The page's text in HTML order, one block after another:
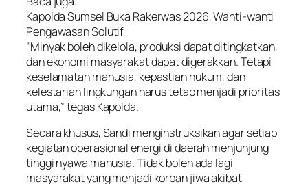
Kapolda Sumsel Buka Rakerwas 2026, Wanti-wanti
Pengawasan Solutif
“Minyak boleh dikelola, produksi dapat ditingkatkan,
dan ekonomi masyarakat dapat digerakkan. Tetapi
keselamatan manusia, kepastian hukum, dan
kelestarian lingkungan harus tetap menjadi prioritas
utama,” tegas Kapolda.
Secara khusus, Sandi menginstruksikan agar setiap
kegiatan operasional energi di daerah menjunjung
tinggi nyawa manusia. Tidak boleh ada lagi
masyarakat yang menjadi korban jiwa akibat